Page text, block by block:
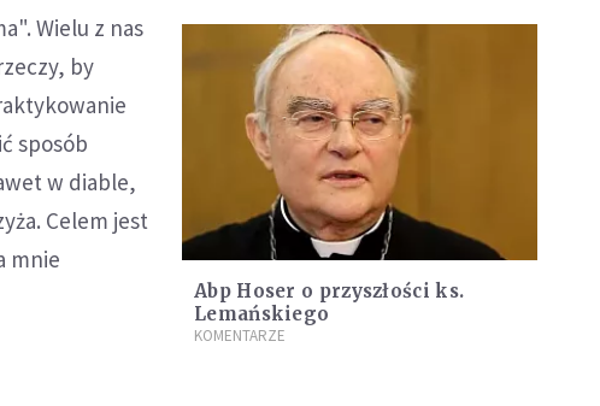
Wielu z nas
by
sposób
w diable,
Celem jest
mnie
Abp Hoser o przyszłości ks.
Lemańskiego
KOMENTARZE